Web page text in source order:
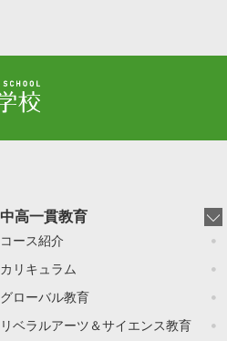
中高一貫教育
コース紹介
カリキュラム
グローバル教育
リベラルアーツ＆サイエンス教育